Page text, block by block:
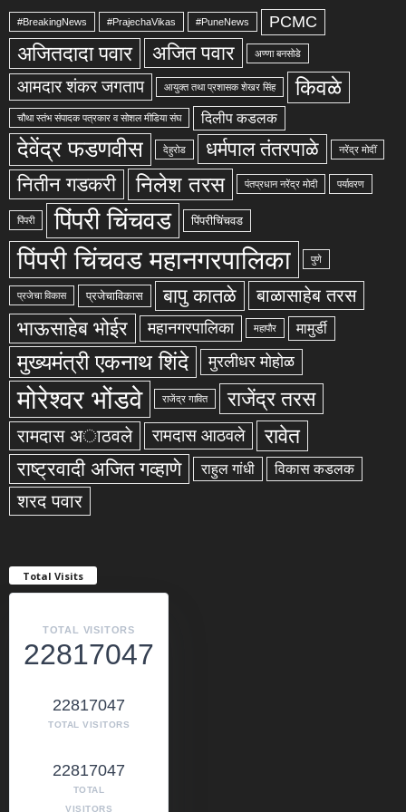
#BreakingNews #PrajechaVikas #PuneNews PCMC
अजितदादा पवार अजित पवार अण्णा बनसोडे
आमदार शंकर जगताप आयुक्त तथा प्रशासक शेखर सिंह किवळे
चौथा स्तंभ संपादक पत्रकार व सोशल मीडिया संघ दिलीप कडलक
देवेंद्र फडणवीस देहुरोड धर्मपाल तंतरपाळे नरेंद्र मोदीं
नितीन गडकरी निलेश तरस पंतप्रधान नरेंद्र मोदी पर्यावरण
पिंपरी पिंपरी चिंचवड पिंपरीचिंचवड
पिंपरी चिंचवड महानगरपालिका पुणे
प्रजेचा विकास प्रजेचाविकास बापु कातळे बाळासाहेब तरस
भाऊसाहेब भोईर महानगरपालिका महापौर मामुर्डी
मुख्यमंत्री एकनाथ शिंदे मुरलीधर मोहोळ
मोरेश्वर भोंडवे राजेंद्र गावित राजेंद्र तरस
रामदास अाठवले रामदास आठवले रावेत
राष्ट्रवादी अजित गव्हाणे राहुल गांधी विकास कडलक
शरद पवार
Total Visits
TOTAL VISITORS
22817047
22817047
TOTAL VISITORS
22817047
TOTAL
VISITORS